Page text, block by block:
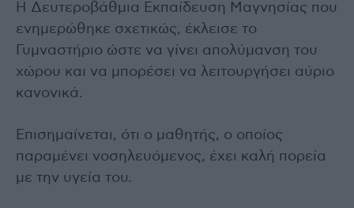
Η Δευτεροβάθμια Εκπαίδευση Μαγνησίας που
ενημερώθηκε σχετικώς, έκλεισε το
Γυμναστήριο ώστε να γίνει απολύμανση του
χώρου και να μπορέσει να λειτουργήσει αύριο
κανονικά.
Επισημαίνεται, ότι ο μαθητής, ο οποίος
παραμένει νοσηλευόμενος, έχει καλή πορεία
με την υγεία του.